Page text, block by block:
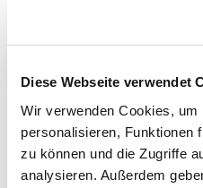
Diese Webseite verwendet
Wir verwenden Cookies, um
personalisieren, Funktionen
zu können und die Zugriffe
analysieren. Außerdem
Anregungen und
Star Finanz GmbH
↳ Ankündigungen der
↳ Inhalte OnlineUpdates
StarMoney Deluxe 15